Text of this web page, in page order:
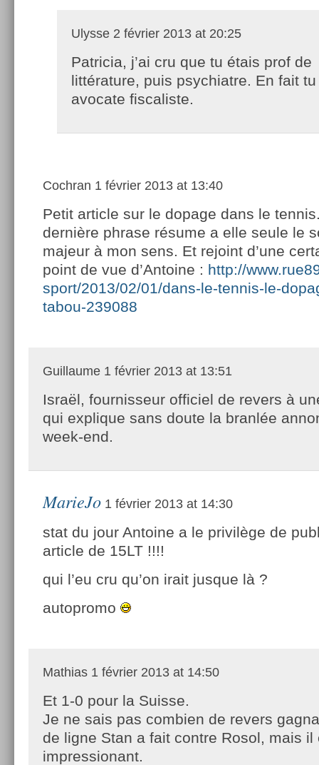
Ulysse 2 février 2013 at 20:25
Patricia, j’ai cru que tu étais prof de
littérature, puis psychiatre. En fait
avocate fiscaliste.
Cochran 1 février 2013 at 13:40
Petit article sur le dopage dans le
dernière phrase résume a elle seule le
majeur à mon sens. Et rejoint d’une
point de vue d’Antoine : http://
sport/2013/02/01/dans-le-tennis-le-
tabou-239088
Guillaume 1 février 2013 at 13:51
Israël, fournisseur officiel de revers à
qui explique sans doute la branlée
week-end.
MarieJo 1 février 2013 at 14:30
stat du jour Antoine a le privilège de
article de 15LT !!!!
qui l’eu cru qu’on irait jusque là ?
autopromo
Mathias 1 février 2013 at 14:50
Et 1-0 pour la Suisse.
Je ne sais pas combien de revers
de ligne Stan a fait contre Rosol, mais il
impressionant.